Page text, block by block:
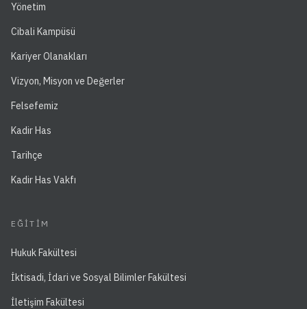
Yönetim
Cibali Kampüsü
Kariyer Olanakları
Vizyon, Misyon ve Değerler
Felsefemiz
Kadir Has
Tarihçe
Kadir Has Vakfı
EĞITIM
Hukuk Fakültesi
İktisadi, İdari ve Sosyal Bilimler Fakültesi
İletişim Fakültesi